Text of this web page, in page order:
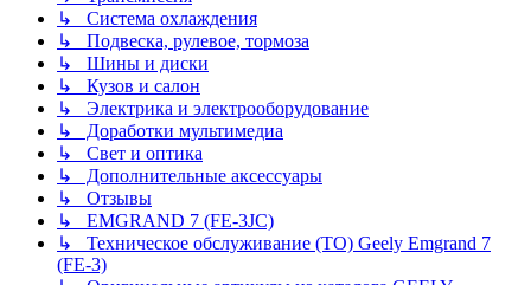
↳ Система охлаждения
↳ Подвеска, рулевое, тормоза
↳ Шины и диски
↳ Кузов и салон
↳ Электрика и электрооборудование
↳ Доработки мультимедиа
↳ Свет и оптика
↳ Дополнительные аксессуары
↳ Отзывы
↳ EMGRAND 7 (FE-3JC)
↳ Техническое обслуживание (ТО) Geely Emgrand 7
(FE-3)